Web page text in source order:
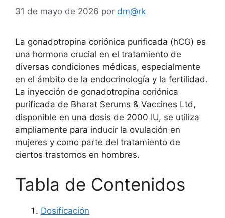
31 de mayo de 2026 por dm@rk
La gonadotropina coriónica purificada (hCG) es
una hormona crucial en el tratamiento de
diversas condiciones médicas, especialmente
en el ámbito de la endocrinología y la fertilidad.
La inyección de gonadotropina coriónica
purificada de Bharat Serums & Vaccines Ltd,
disponible en una dosis de 2000 IU, se utiliza
ampliamente para inducir la ovulación en
mujeres y como parte del tratamiento de
ciertos trastornos en hombres.
Tabla de Contenidos
Dosificación